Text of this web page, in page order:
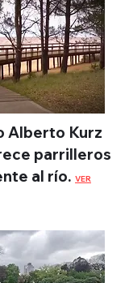
Alberto Kurz
parrilleros
al río. VER